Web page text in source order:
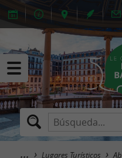
Lugares Turísticos